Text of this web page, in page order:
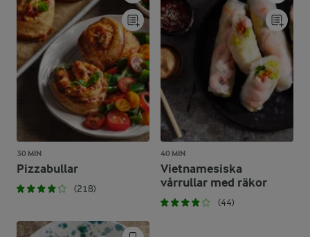
30 MIN
Pizzabullar
(218)
40 MIN
Vietnamesiska
vårrullar med räkor
(44)